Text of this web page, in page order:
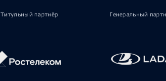
Титульный партнёр Генеральный